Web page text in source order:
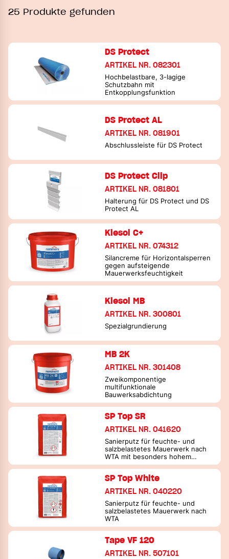
25 Produkte gefunden
DS Protect
ARTIKEL NR. 082301
Hochbelastbare, 3-lagige
Schutzbahn mit
Entkopplungsfunktion
DS Protect AL
ARTIKEL NR. 081901
Abschlussleiste für DS Protect
DS Protect Clip
ARTIKEL NR. 081801
Halterung für DS Protect und DS
Protect AL
Kiesol C+
ARTIKEL NR. 074312
Silancreme für Horizontalsperren
gegen aufsteigende
Mauerwerksfeuchtigkeit
Kiesol MB
ARTIKEL NR. 300801
Spezialgrundierung
MB 2K
ARTIKEL NR. 301408
Zweikomponentige
multifunktionale
Bauwerksabdichtung
SP Top SR
ARTIKEL NR. 041620
Sanierputz für feuchte- und
salzbelastetes Mauerwerk nach
WTA mit besonders hohem
Sulfatwiderstand
SP Top White
ARTIKEL NR. 040220
Sanierputz für feuchte- und
salzbelastetes Mauerwerk nach
WTA
Tape VF 120
ARTIKEL NR. 507101